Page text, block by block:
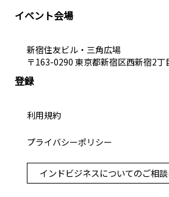
イベント会場
新宿住友ビル・三角広場
〒163-0290 東京都新宿区西新宿2丁
登録
利用規約
プライバシーポリシー
インドビジネスについてのご相